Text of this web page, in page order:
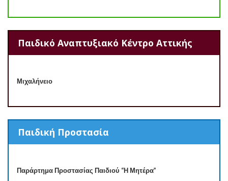
Παιδικό Αναπτυξιακό Κέντρο Αττικής
Μιχαλήνειο
Παιδική Προστασία
Παράρτημα Προστασίας Παιδιού “Η Μητέρα”